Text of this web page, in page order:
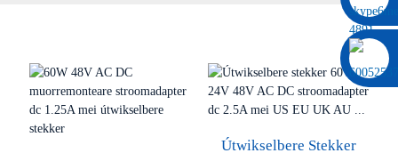
Útwikselbere Stekker